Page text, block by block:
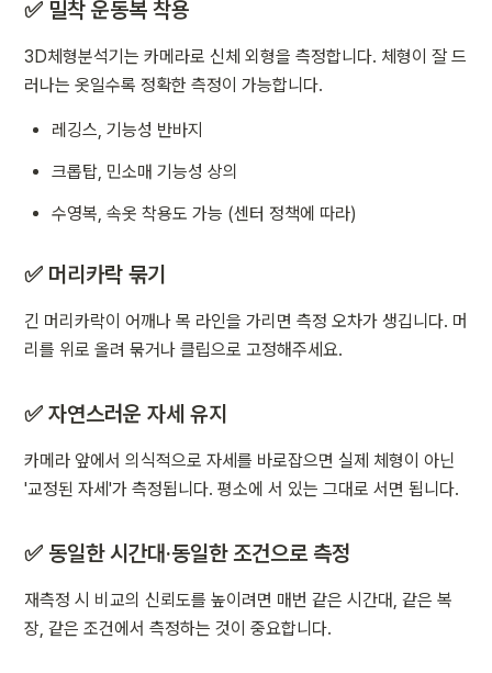
✅ 밀착 운동복 착용
3D체형분석기는 카메라로 신체 외형을 측정합니다. 체형이 잘 드
러나는 옷일수록 정확한 측정이 가능합니다.
레깅스, 기능성 반바지
크롭탑, 민소매 기능성 상의
수영복, 속옷 착용도 가능 (센터 정책에 따라)
✅ 머리카락 묶기
긴 머리카락이 어깨나 목 라인을 가리면 측정 오차가 생깁니다. 머
리를 위로 올려 묶거나 클립으로 고정해주세요.
✅ 자연스러운 자세 유지
카메라 앞에서 의식적으로 자세를 바로잡으면 실제 체형이 아닌
'교정된 자세'가 측정됩니다. 평소에 서 있는 그대로 서면 됩니다.
✅ 동일한 시간대·동일한 조건으로 측정
재측정 시 비교의 신뢰도를 높이려면 매번 같은 시간대, 같은 복
장, 같은 조건에서 측정하는 것이 중요합니다.